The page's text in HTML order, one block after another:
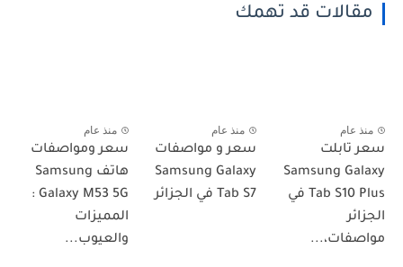
مقالات قد تهمك
منذ عام
سعر تابلت
Samsung Galaxy
Tab S10 Plus في
الجزائر
مواصفات،...
منذ عام
سعر و مواصفات
Samsung Galaxy
Tab S7 في الجزائر
منذ عام
سعر ومواصفات
هاتف Samsung
Galaxy M53 5G :
المميزات
والعيوب...